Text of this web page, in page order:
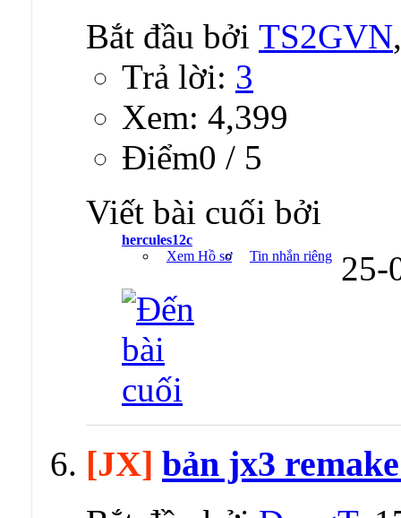
Bắt đầu bởi TS2GVN
Trả lời: 3
Xem: 4,399
Ðiểm0 / 5
Viết bài cuối bởi
hercules12c
Xem Hồ sơ
Tin nhắn riêng 25-
[JX] bản jx3